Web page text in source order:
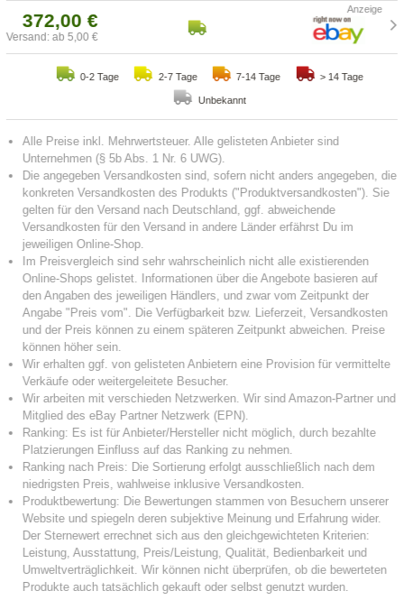
372,00 €
Versand: ab 5,00 €
0-2 Tage 2-7 Tage 7-14 Tage > 14 Tage
Unbekannt